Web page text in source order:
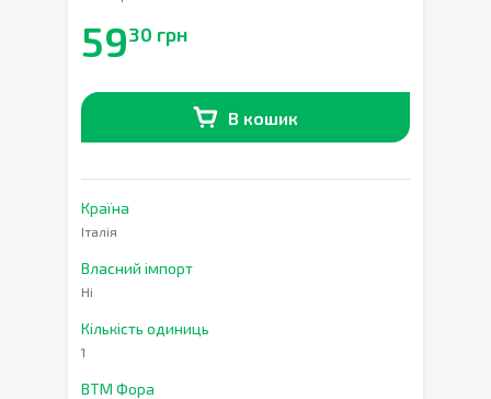
5930 грн
В кошик
Країна
Італія
Власний імпорт
Ні
Кількість одиниць
1
ВТМ Фора